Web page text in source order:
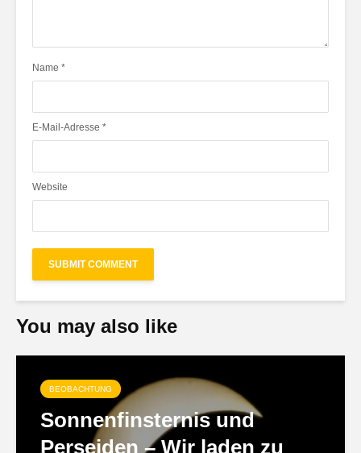
Name *
E-Mail-Adresse *
Website
You may also like
BEOBACHTUNG
Sonnenfinsternis und
Perseiden – Wir laden zu